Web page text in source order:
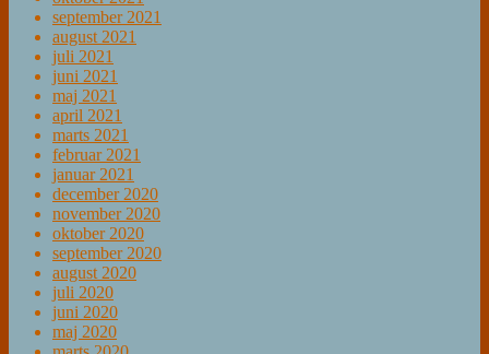
september 2021
august 2021
juli 2021
juni 2021
maj 2021
april 2021
marts 2021
februar 2021
januar 2021
december 2020
november 2020
oktober 2020
september 2020
august 2020
juli 2020
juni 2020
maj 2020